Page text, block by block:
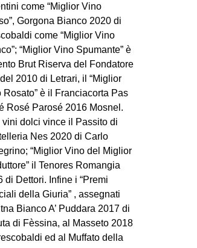
come “Miglior Vino
Gorgona Bianco 2020 di
come “Miglior Vino
“Miglior Vino Spumante” è
Brut Riserva del Fondatore
2010 di Letrari, il “Miglior
Rosato” è il Franciacorta Pas
Rosé Parosé 2016 Mosnel.
vini dolci vince il Passito di
Nes 2020 di Carlo
“Miglior Vino del Miglior
il Tenores Romangia
di Dettori. Infine i “Premi
della Giuria” , assegnati
Bianco A’ Puddara 2017 di
di Fèssina, al Masseto 2018
ed al Muffato della